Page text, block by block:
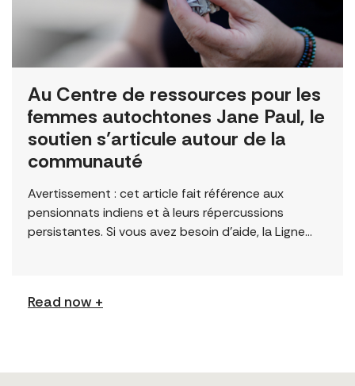
Au Centre de ressources pour les
femmes autochtones Jane Paul, le
soutien s’articule autour de la
communauté
Avertissement : cet article fait référence aux
pensionnats indiens et à leurs répercussions
persistantes. Si vous avez besoin d’aide, la Ligne
Read now +